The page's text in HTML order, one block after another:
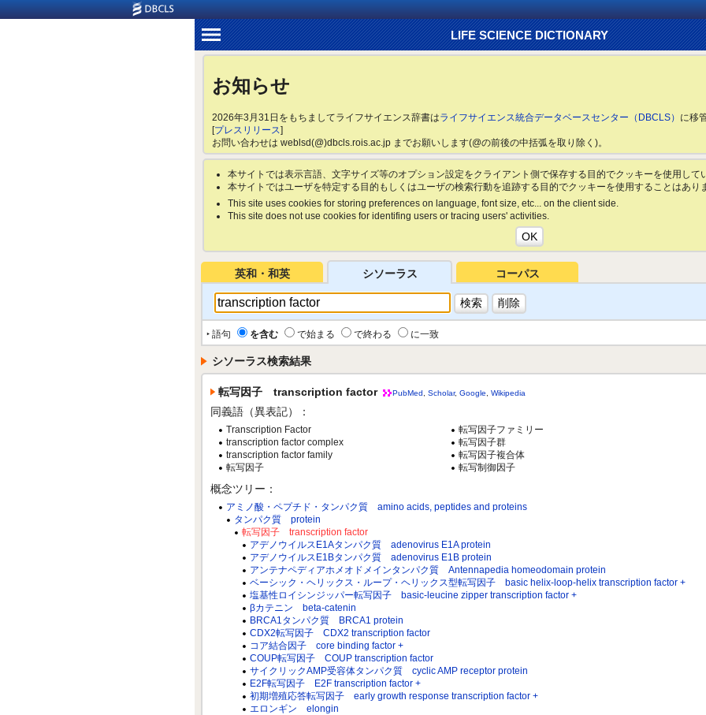
LIFE SCIENCE DICTIONARY
お知らせ
2026年3月31日をもちましてライフサイエンス辞書はライフサイエンス統合データベースセンター（DBCLS） に移
[プレスリリース]
お問い合わせは weblsd(@)dbcls.rois.ac.jp までお願いします(@の前後の中括弧を取り除く)。
本サイトでは表示言語、文字サイズ等のオプション設定をクライアント側で保存する目的でクッキーを使用して
本サイトではユーザを特定する目的もしくはユーザの検索行動を追跡する目的でクッキーを使用することはあり
This site uses cookies for storing preferences on language, font size, etc... on the client side.
This site does not use cookies for identifing users or tracing users' activities.
英和・和英 シソーラス コーパス
‣ 語句 を含む で始まる で終わる
に一致
シソーラス検索結果
転写因子 transcription factor PubMed Scholar, Google Wikipedia
同義語（異表記）：
Transcription Factor
transcription factor complex
transcription factor family
転写因子
転写因子ファミリー
転写因子群
転写因子複合体
転写制御因子
概念ツリー：
アミノ酸・ペプチド・タンパク質 amino acids, peptides and proteins
タンパク質 protein
転写因子 transcription factor
アデノウイルスE1Aタンパク質 adenovirus E1A protein
アデノウイルスE1Bタンパク質 adenovirus E1B protein
アンテナペディアホメオドメインタンパク質 Antennapedia homeodomain protein
ベーシック・ヘリックス・ループ・ヘリックス型転写因子 basic helix-loop-helix transcription factor +
塩基性ロイシンジッパー転写因子 basic-leucine zipper transcription factor +
βカテニン beta-catenin
BRCA1タンパク質 BRCA1 protein
CDX2転写因子 CDX2 transcription factor
コア結合因子 core binding factor +
COUP転写因子 COUP transcription factor
サイクリックAMP受容体タンパク質 cyclic AMP receptor protein
E2F転写因子 E2F transcription factor +
初期増殖応答転写因子 early growth response transcription factor +
エロンギン elongin